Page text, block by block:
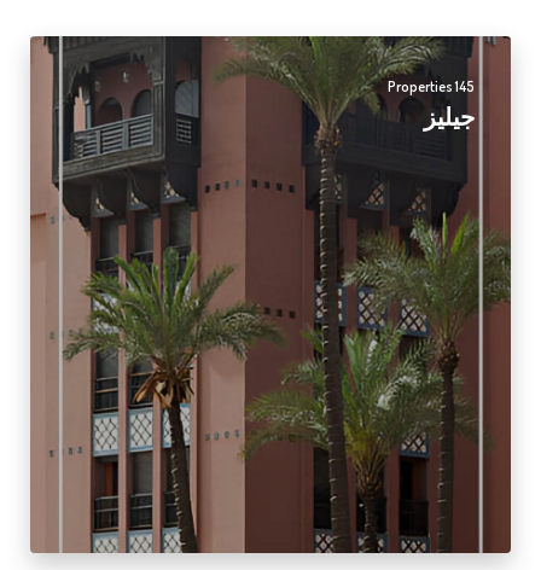
145 Properties
جيليز